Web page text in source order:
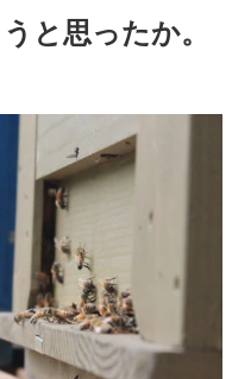
と思ったか。